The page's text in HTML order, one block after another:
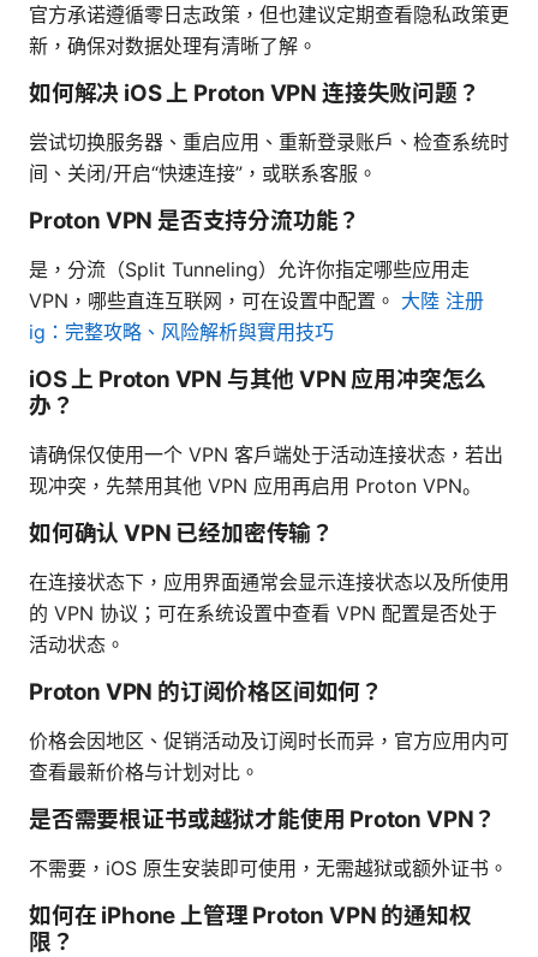
官方承诺遵循零日志政策，但也建议定期查看隐私政策更
新，确保对数据处理有清晰了解。
如何解决 iOS 上 Proton VPN 连接失败问题？
尝试切换服务器、重启应用、重新登录账户、检查系统时
间、关闭/开启“快速连接”，或联系客服。
Proton VPN 是否支持分流功能？
是，分流（Split Tunneling）允许你指定哪些应用走
VPN，哪些直连互联网，可在设置中配置。 大陸 注册
ig：完整攻略、风险解析與實用技巧
iOS 上 Proton VPN 与其他 VPN 应用冲突怎么
办？
请确保仅使用一个 VPN 客户端处于活动连接状态，若出
现冲突，先禁用其他 VPN 应用再启用 Proton VPN。
如何确认 VPN 已经加密传输？
在连接状态下，应用界面通常会显示连接状态以及所使用
的 VPN 协议；可在系统设置中查看 VPN 配置是否处于
活动状态。
Proton VPN 的订阅价格区间如何？
价格会因地区、促销活动及订阅时长而异，官方应用内可
查看最新价格与计划对比。
是否需要根证书或越狱才能使用 Proton VPN？
不需要，iOS 原生安装即可使用，无需越狱或额外证书。
如何在 iPhone 上管理 Proton VPN 的通知权
限？